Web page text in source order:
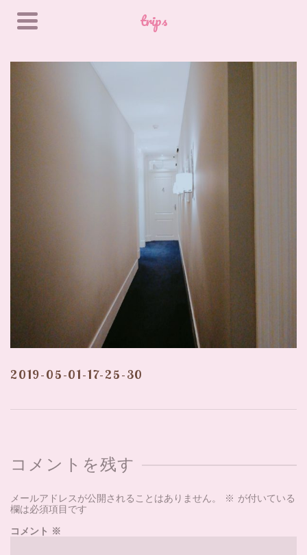
trips
2019-05-01-17-25-30
コメントを残す
メールアドレスが公開されることはありません。 ※ が付いている
欄は必須項目です
コメント ※